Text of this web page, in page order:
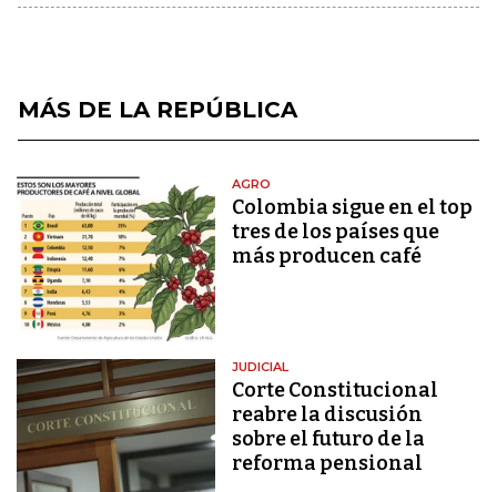
MÁS DE LA REPÚBLICA
AGRO
Colombia sigue en el top
tres de los países que
más producen café
JUDICIAL
Corte Constitucional
reabre la discusión
sobre el futuro de la
reforma pensional